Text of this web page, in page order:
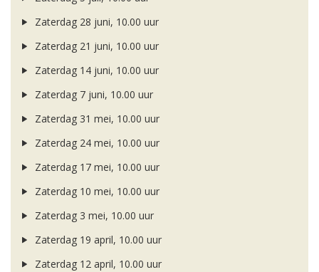
Zaterdag 28 juni, 10.00 uur
Zaterdag 21 juni, 10.00 uur
Zaterdag 14 juni, 10.00 uur
Zaterdag 7 juni, 10.00 uur
Zaterdag 31 mei, 10.00 uur
Zaterdag 24 mei, 10.00 uur
Zaterdag 17 mei, 10.00 uur
Zaterdag 10 mei, 10.00 uur
Zaterdag 3 mei, 10.00 uur
Zaterdag 19 april, 10.00 uur
Zaterdag 12 april, 10.00 uur